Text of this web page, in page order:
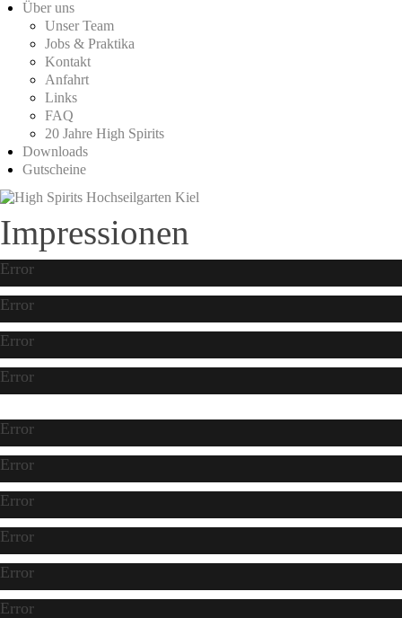
Über uns
Unser Team
Jobs & Praktika
Kontakt
Anfahrt
Links
FAQ
20 Jahre High Spirits
Downloads
Gutscheine
Impressionen
Error
Error
Error
Error
Error
Error
Error
Error
Error
Error